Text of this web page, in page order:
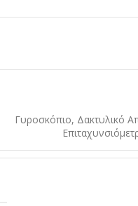
Γυροσκόπιο, Δακτυλικό